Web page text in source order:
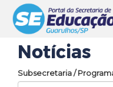
Notícias
Subsecretaria /